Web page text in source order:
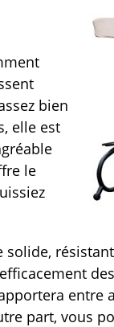
bien
elle est
le
entre
part, vous